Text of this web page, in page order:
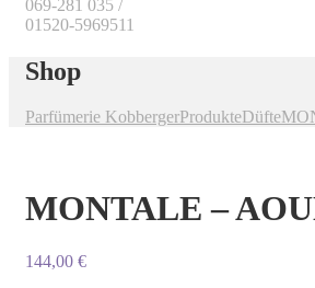
069-281 035 /
01520-5969511
Shop
Parfümerie KobbergerProdukteDüfte
MONTALE –
144,00 €